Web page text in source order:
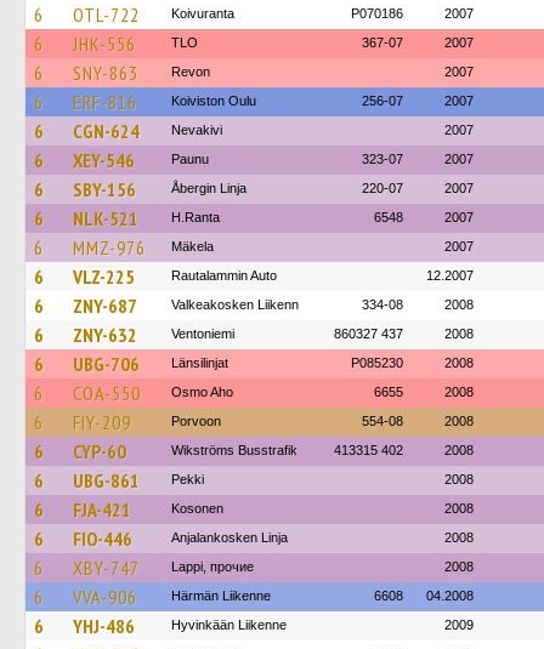
6 OTL-722 Koivuranta P070186 2007
6 JHK-556 TLO 367-07 2007
6 SNY-863 Revon 2007
6 ERF-816 Koiviston Oulu 256-07 2007
6 CGN-624 Nevakivi 2007
6 XEY-546 Paunu 323-07 2007
6 SBY-156 Åbergin Linja 220-07 2007
6 NLK-521 H.Ranta 6548 2007
6 MMZ-976 Mäkela 2007
6 VLZ-225 Rautalammin Auto 12.2007
6 ZNY-687 Valkeakosken Liikenn 334-08 2008
6 ZNY-632 Ventoniemi 860327 437 2008
6 UBG-706 Länsilinjat P085230 2008
6 COA-550 Osmo Aho 6655 2008
6 FIY-209 Porvoon 554-08 2008
6 CYP-60 Wikströms Busstrafik 413315 402 2008
6 UBG-861 Pekki 2008
6 FJA-421 Kosonen 2008
6 FIO-446 Anjalankosken Linja 2008
6 XBY-747 Lappi, прочие 2008
6 VVA-906 Härmän Liikenne 6608 04.2008
6 YHJ-486 Hyvinkään Liikenne 2009